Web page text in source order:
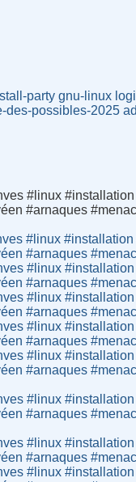
party gnu-linux
des-possibles-2025
#linux
#arnaques
#linux
#arnaques
#linux
#arnaques
#linux
#arnaques
#linux
#arnaques
#linux
#arnaques
#linux
#arnaques
#linux
#arnaques
#linux